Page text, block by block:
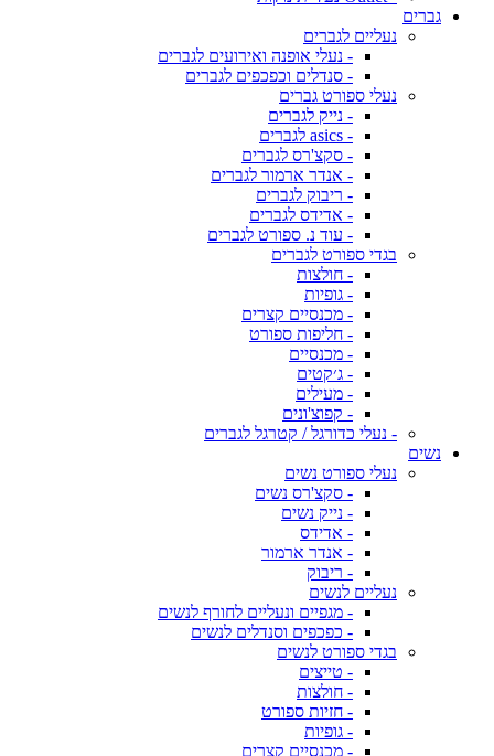
גברים
נעליים לגברים
- נעלי אופנה ואירועים לגברים
- סנדלים וכפכפים לגברים
נעלי ספורט גברים
- נייק לגברים
- asics לגברים
- סקצ'רס לגברים
- אנדר ארמור לגברים
- ריבוק לגברים
- אדידס לגברים
- עוד נ. ספורט לגברים
בגדי ספורט לגברים
- חולצות
- גופיות
- מכנסיים קצרים
- חליפות ספורט
- מכנסיים
- ג׳קטים
- מעילים
- קפוצ'ונים
- נעלי כדורגל / קטרגל לגברים
נשים
נעלי ספורט נשים
- סקצ'רס נשים
- נייק נשים
- אדידס
- אנדר ארמור
- ריבוק
נעליים לנשים
- מגפיים ונעליים לחורף לנשים
- כפכפים וסנדלים לנשים
בגדי ספורט לנשים
- טייצים
- חולצות
- חזיות ספורט
- גופיות
- מכנסיים קצרים